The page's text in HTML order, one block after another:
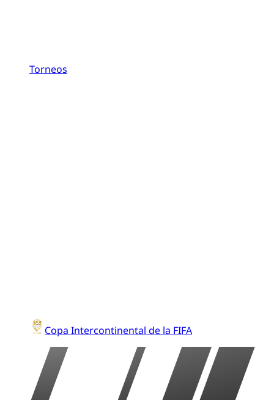
Torneos
Copa Intercontinental de la FIFA